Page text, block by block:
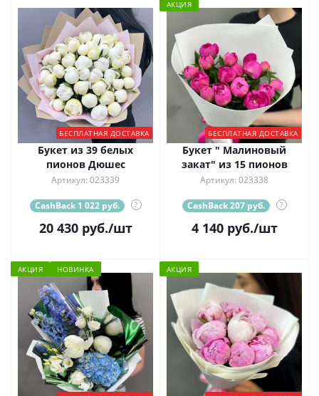
БЕСПЛАТНАЯ ДОСТАВКА
Букет из 39 белых
пионов Дюшес
Артикул: 023339
CashBack 1 022 руб. ?
20 430руб./шт
АКЦИЯ
БЕСПЛАТНАЯ ДОСТАВКА
Букет " Малиновый
закат" из 15 пионов
Артикул: 023338
CashBack 207 руб. ?
4 140руб./шт
АКЦИЯ НОВИНКА АКЦИЯ